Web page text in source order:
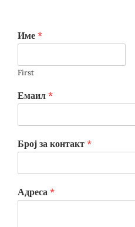
Име *
First
Емаил *
Број за контакт *
Адреса *